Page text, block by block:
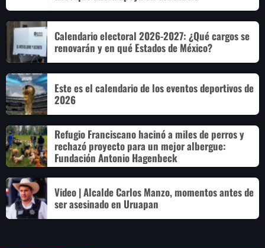
Calendario electoral 2026-2027: ¿Qué cargos se
renovarán y en qué Estados de México?
Este es el calendario de los eventos deportivos de
2026
Refugio Franciscano hacinó a miles de perros y
rechazó proyecto para un mejor albergue:
Fundación Antonio Hagenbeck
Video | Alcalde Carlos Manzo, momentos antes de
ser asesinado en Uruapan